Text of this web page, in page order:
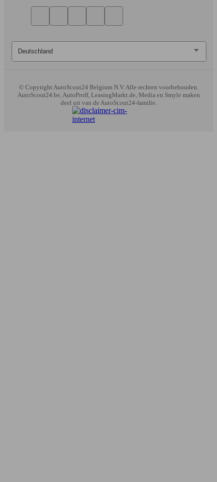
© Copyright AutoScout24 Belgium N.V. Alle rechten voorbehouden.
AutoScout24.be, AutoProff, LeasingMarkt.de, Media en Smyle maken
deel uit van de AutoScout24-familie.